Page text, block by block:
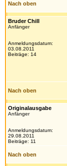
Nach oben
Bruder Chill
Anfänger
Anmeldungsdatum:
03.08.2011
Beiträge: 14
Nach oben
Originalausgabe
Anfänger
Anmeldungsdatum:
29.08.2011
Beiträge: 11
Nach oben